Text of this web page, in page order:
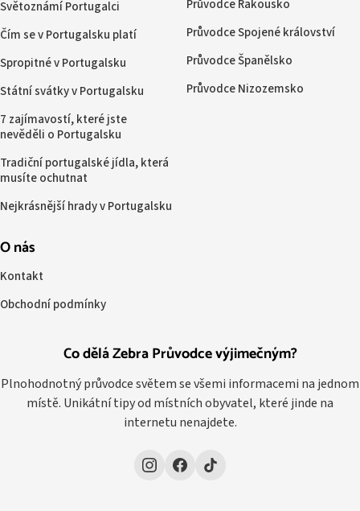
Co dělá Zebra Průvodce výjimečným?
Plnohodnotný průvodce světem se všemi informacemi na jednom
místě. Unikátní tipy od místních obyvatel, které jinde na
internetu nenajdete.
Světoznámí Portugalci
Čím se v Portugalsku platí
Spropitné v Portugalsku
Státní svátky v Portugalsku
7 zajímavostí, které jste
nevěděli o Portugalsku
Tradiční portugalské jídla, která
musíte ochutnat
Nejkrásnější hrady v Portugalsku
Průvodce Rakousko
Průvodce Spojené království
Průvodce Španělsko
Průvodce Nizozemsko
O nás
Kontakt
Obchodní podmínky